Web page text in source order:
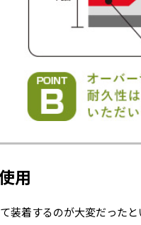
用
装着するのが大変だった